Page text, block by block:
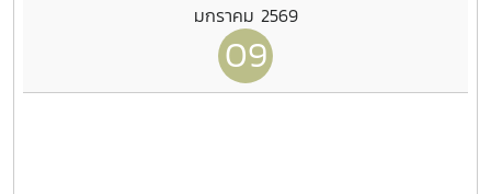
มกราคม 2569
09